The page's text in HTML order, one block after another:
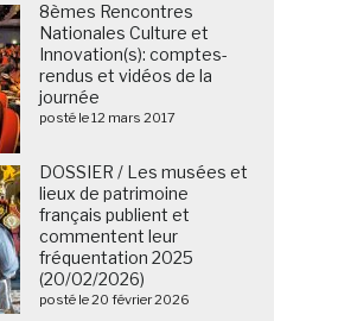
8èmes Rencontres
Nationales Culture et
Innovation(s): comptes-
rendus et vidéos de la
journée
posté le 12 mars 2017
DOSSIER / Les musées et
lieux de patrimoine
français publient et
commentent leur
fréquentation 2025
(20/02/2026)
posté le 20 février 2026